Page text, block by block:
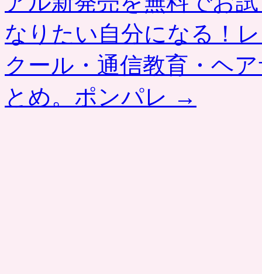
なりたい自分になる！
クール・通信教育・ヘ
とめ。ポンパレ →